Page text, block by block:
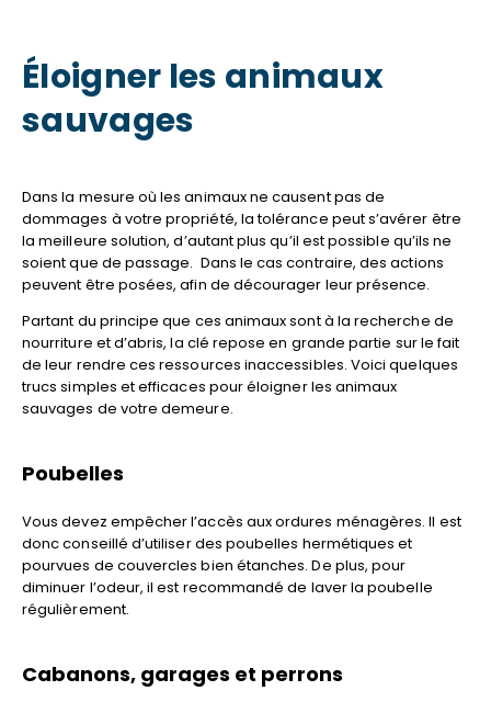
Éloigner les animaux
sauvages
Dans la mesure où les animaux ne causent pas de
dommages à votre propriété, la tolérance peut s’avérer être
la meilleure solution, d’autant plus qu’il est possible qu’ils ne
soient que de passage. Dans le cas contraire, des actions
peuvent être posées, afin de décourager leur présence.
Partant du principe que ces animaux sont à la recherche de
nourriture et d’abris, la clé repose en grande partie sur le fait
de leur rendre ces ressources inaccessibles. Voici quelques
trucs simples et efficaces pour éloigner les animaux
sauvages de votre demeure.
Poubelles
Vous devez empêcher l’accès aux ordures ménagères. Il est
donc conseillé d’utiliser des poubelles hermétiques et
pourvues de couvercles bien étanches. De plus, pour
diminuer l’odeur, il est recommandé de laver la poubelle
régulièrement.
Cabanons, garages et perrons